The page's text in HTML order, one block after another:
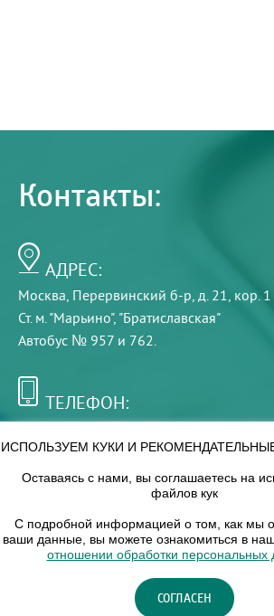
Контакты:
АДРЕС:
Москва, Перервинский б-р, д. 21, кор. 1
Ст. м. "Марьино", "Братиславская"
Автобус № 957 и 762.
ТЕЛЕФОН:
РЕЖИМ РАБОТЫ:
8 — 18
НАШ ФИЛИАЛ:
Москва, м. Нагорное, Нагорный б-р, д.
ИСПОЛЬЗУЕМ КУКИ И
Оставаясь с нами, вы соглашаетесь на
файлов кук
С подробной информацией о том, как мы
ваши данные, вы можете ознакомиться в
отношении обработки персональных
СОГЛАСЕН